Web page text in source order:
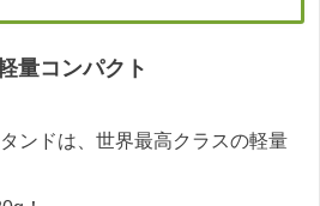
量コンパクト
ンドは、世界最高クラスの軽量